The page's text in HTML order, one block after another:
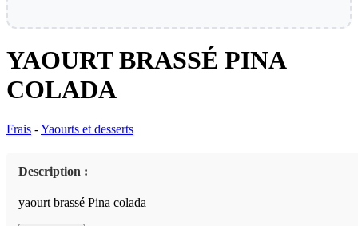
YAOURT BRASSÉ PINA
COLADA
Frais -Yaourts et desserts
Description :
yaourt brassé Pina colada